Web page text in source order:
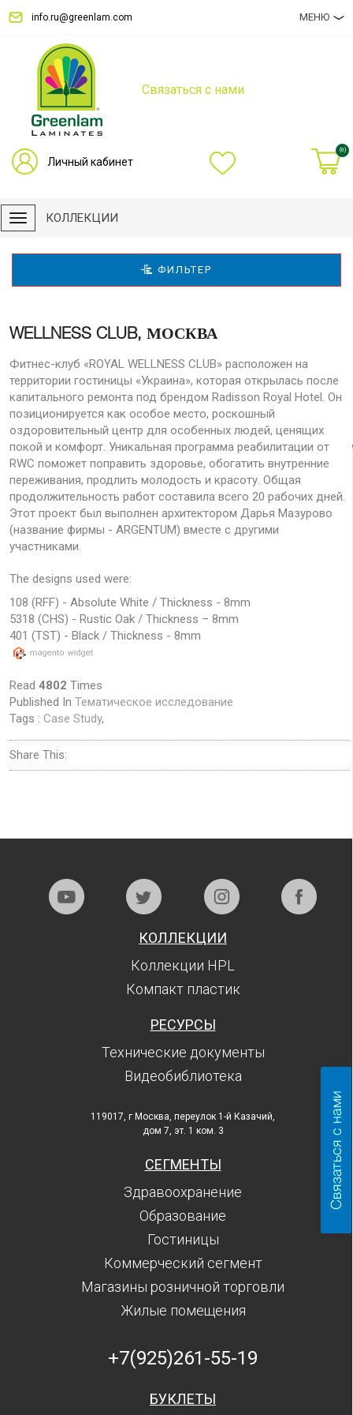
info.ru@greenlam.com МЕНЮ
Связаться с нами
Личный кабинет
(0)
КОЛЛЕКЦИИ
ФИЛЬТЕР
WELLNESS CLUB, МОСКВА
Фитнес-клуб «ROYAL WELLNESS CLUB» расположен на
территории гостиницы «Украина», которая открылась после
капитального ремонта под брендом Radisson Royal Hotel. Он
позиционируется как особое место, роскошный
оздоровительный центр для особенных людей, ценящих
покой и комфорт. Уникальная программа реабилитации от
RWC поможет поправить здоровье, обогатить внутренние
переживания, продлить молодость и красоту. Общая
продолжительность работ составила всего 20 рабочих дней.
Этот проект был выполнен архитектором Дарья Мазурово
(название фирмы - ARGENTUM) вместе с другими
участниками.
The designs used were:
108 (RFF) - Absolute White / Thickness - 8mm
5318 (CHS) - Rustic Oak / Thickness – 8mm
401 (TST) - Black / Thickness - 8mm
Read 4802 Times
Published In Тематическое исследование
Tags : Case Study,
Share This:
КОЛЛЕКЦИИ
Коллекции HPL
Компакт пластик
РЕСУРСЫ
Технические документы
Видеобиблиотека
119017, г Москва, переулок 1-й Казачий,
дом 7, эт. 1 ком. 3
СЕГМЕНТЫ
Здравоохранение
Образование
Гостиницы
Коммерческий сегмент
Магазины розничной торговли
Жилые помещения
+7(925)261-55-19
БУКЛЕТЫ